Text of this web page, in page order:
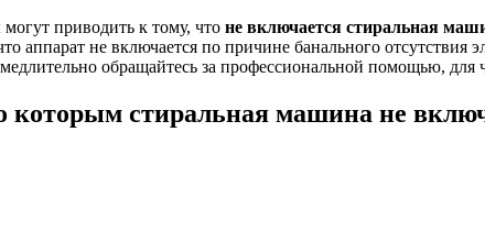
приводить к тому, что не включается стиральная
аппарат не включается по причине банального
обращайтесь за профессиональной помощью,
которым стиральная машина не